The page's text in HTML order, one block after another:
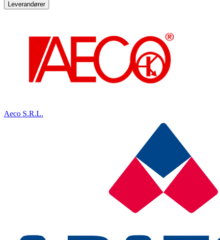
Leverandører
Aeco S.R.L.